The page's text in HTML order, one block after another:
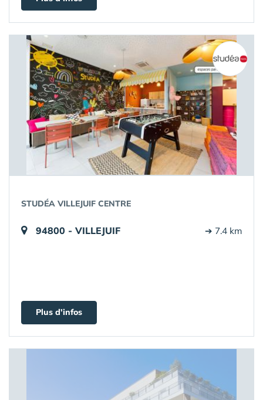
STUDÉA VILLEJUIF CENTRE
94800 - VILLEJUIF ➔ 7.4 km
Plus d'infos